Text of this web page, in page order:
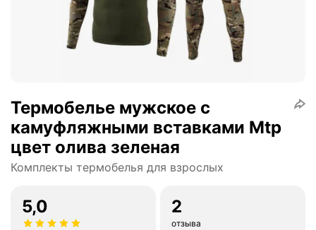
Термобелье мужское с
камуфляжными вставками Mtp
цвет олива зеленая
Комплекты термобелья для взрослых
5,0 2
отзыва